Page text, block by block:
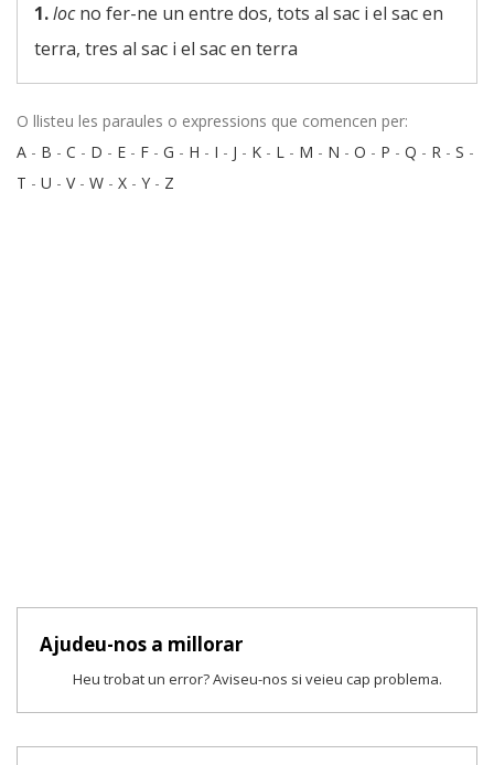
1.locno fer-ne un entre dos, tots al sac i el sac en
terra, tres al sac i el sac en terra
O llisteu les paraules o expressions que comencen per:
A - B - C - D - E - F - G - H - I - J - K - L - M - N - O - P - Q - R - S -
T - U - V- W - X - Y - Z
Ajudeu-nos a millorar
Heu trobat un error? Aviseu-nos si veieu cap problema.